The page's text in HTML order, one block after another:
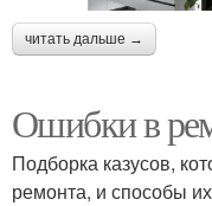
читать дальше →
Ошибки в
Подборка казусов,
ремонта, и способы